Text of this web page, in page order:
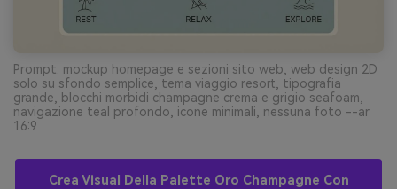
Prompt: mockup homepage e sezioni sito web, web design 2D
solo su sfondo semplice, tema viaggio resort, tipografia
grande, blocchi morbidi champagne crema e grigio seafoam,
navigazione teal profondo, icone minimali, nessuna foto --ar
16:9
Crea Visual Della Palette Oro Champagne Con